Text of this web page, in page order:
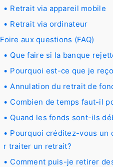
Retrait via appareil mobile
Retrait via ordinateur
Foire aux questions (FAQ)
Que faire si la banque
Pourquoi est-ce que je
Annulation du retrait de
Combien de temps faut-il
Quand les fonds sont-ils
Pourquoi créditez-vous un
r traiter un retrait?
Comment puis-je retirer